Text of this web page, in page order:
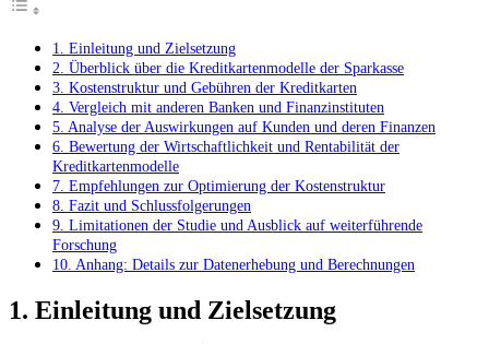
1. Einleitung und Zielsetzung
2. Überblick ​über die‍ Kreditkartenmodelle der Sparkasse
3. Kostenstruktur⁢ und⁣ Gebühren der Kreditkarten
4. Vergleich mit anderen Banken und ​Finanzinstituten
5. Analyse der Auswirkungen auf‍ Kunden und deren Finanzen
6.⁢ Bewertung ⁤der Wirtschaftlichkeit und Rentabilität ​der
‍Kreditkartenmodelle
7. Empfehlungen zur Optimierung der Kostenstruktur
8. Fazit und Schlussfolgerungen
9. Limitationen ​der Studie‍ und⁤ Ausblick auf weiterführende​
Forschung
10. Anhang: Details zur Datenerhebung und Berechnungen
1. Einleitung und Zielsetzung